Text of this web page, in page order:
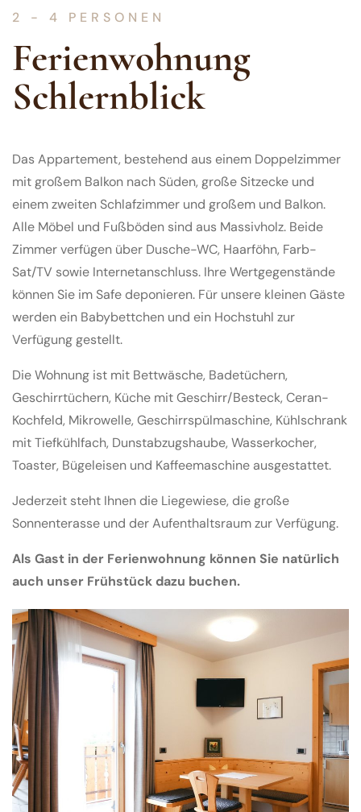
2 - 4 PERSONEN
Ferienwohnung
Schlernblick
Das Appartement, bestehend aus einem Doppelzimmer
mit großem Balkon nach Süden, große Sitzecke und
einem zweiten Schlafzimmer und großem und Balkon.
Alle Möbel und Fußböden sind aus Massivholz. Beide
Zimmer verfügen über Dusche-WC, Haarföhn, Farb-
Sat/TV sowie Internetanschluss. Ihre Wertgegenstände
können Sie im Safe deponieren. Für unsere kleinen Gäste
werden ein Babybettchen und ein Hochstuhl zur
Verfügung gestellt.
Die Wohnung ist mit Bettwäsche, Badetüchern,
Geschirrtüchern, Küche mit Geschirr/Besteck, Ceran-
Kochfeld, Mikrowelle, Geschirrspülmaschine, Kühlschrank
mit Tiefkühlfach, Dunstabzugshaube, Wasserkocher,
Toaster, Bügeleisen und Kaffeemaschine ausgestattet.
Jederzeit steht Ihnen die Liegewiese, die große
Sonnenterasse und der Aufenthaltsraum zur Verfügung.
Als Gast in der Ferienwohnung können Sie natürlich
auch unser Frühstück dazu buchen.